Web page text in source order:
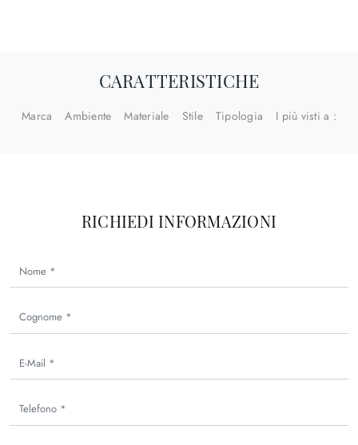
CARATTERISTICHE
Marca Ambiente Materiale Stile Tipologia I più visti a :
RICHIEDI INFORMAZIONI